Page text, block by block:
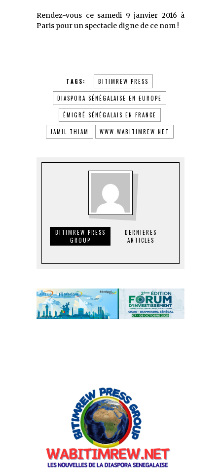
Rendez-vous ce samedi 9 janvier 2016 à
Paris pour un spectacle digne de ce nom !
TAGS: BITIMREW PRESS
DIASPORA SÉNÉGALAISE EN EUROPE
ÉMIGRÉ SÉNÉGALAIS EN FRANCE
JAMIL THIAM WWW.WABITIMREW.NET
BITIMREW PRESS
GROUP
DERNIERES
ARTICLES